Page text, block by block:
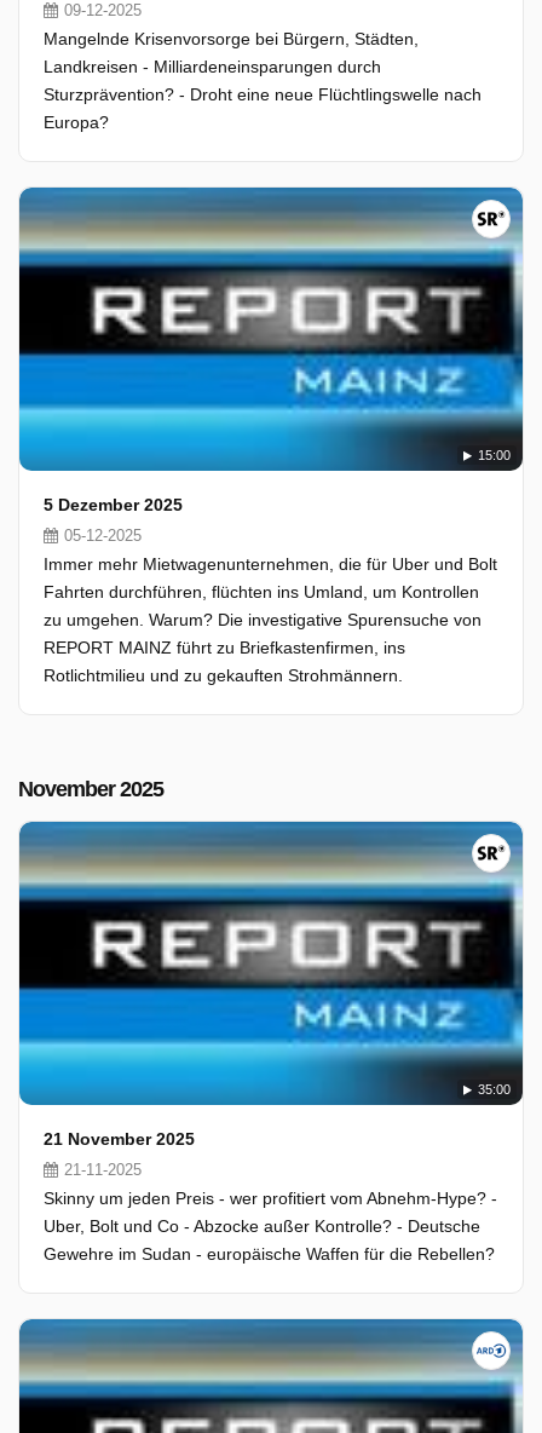
09-12-2025
Mangelnde Krisenvorsorge bei Bürgern, Städten,
Landkreisen - Milliardeneinsparungen durch
Sturzprävention? - Droht eine neue Flüchtlingswelle nach
Europa?
15:00
5 Dezember 2025
05-12-2025
Immer mehr Mietwagenunternehmen, die für Uber und Bolt
Fahrten durchführen, flüchten ins Umland, um Kontrollen
zu umgehen. Warum? Die investigative Spurensuche von
REPORT MAINZ führt zu Briefkastenfirmen, ins
Rotlichtmilieu und zu gekauften Strohmännern.
November 2025
35:00
21 November 2025
21-11-2025
Skinny um jeden Preis - wer profitiert vom Abnehm-Hype? -
Uber, Bolt und Co - Abzocke außer Kontrolle? - Deutsche
Gewehre im Sudan - europäische Waffen für die Rebellen?